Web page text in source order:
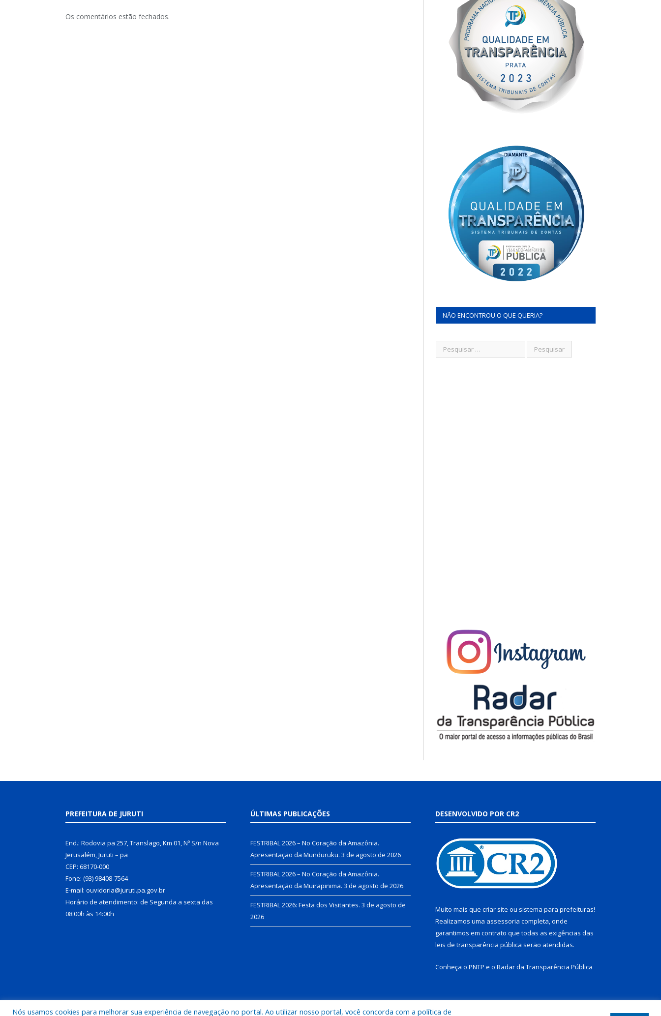
Os comentários estão fechados.
NÃO ENCONTROU O QUE QUERIA?
PREFEITURA DE JURUTI
End.: Rodovia pa 257, Translago, Km 01, Nº S/n Nova
Jerusalém, Juruti – pa
CEP: 68170-000
Fone: (93) 98408-7564
E-mail: ouvidoria@juruti.pa.gov.br
Horário de atendimento: de Segunda a sexta das
08:00h às 14:00h
ÚLTIMAS PUBLICAÇÕES
FESTRIBAL 2026 – No Coração da Amazônia.
Apresentação da Munduruku. 3 de agosto de 2026
FESTRIBAL 2026 – No Coração da Amazônia.
Apresentação da Muirapinima. 3 de agosto de 2026
FESTRIBAL 2026: Festa dos Visitantes. 3 de agosto de
2026
DESENVOLVIDO POR CR2
Muito mais que criar site ou sistema para prefeituras!
Realizamos uma assessoria completa, onde
garantimos em contrato que todas as exigências das
leis de transparência pública serão atendidas.
Conheça o PNTP e o Radar da Transparência Pública
Nós usamos cookies para melhorar sua experiência de navegação no portal. Ao utilizar nosso portal, você concorda com a política de